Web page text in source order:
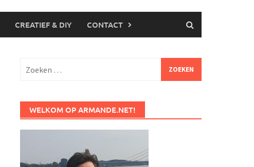
CREATIEF & DIY CONTACT
naar:
WELKOM OP ARMANDE.NET!